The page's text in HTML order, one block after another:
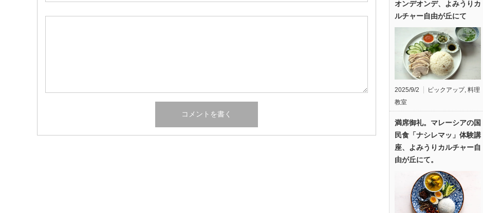
オンデオンデ、よみうりカ
ルチャー自由が丘にて
2025/9/2 ピックアップ, 料理
教室
満席御礼。マレーシアの国
民食「ナシレマッ」体験講
座、よみうりカルチャー自
由が丘にて。